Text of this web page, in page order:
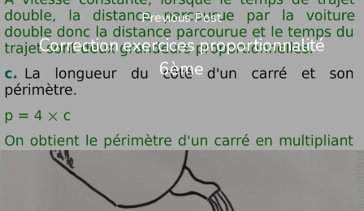
Previous Post
Correction exercices proportionnalité
6ème